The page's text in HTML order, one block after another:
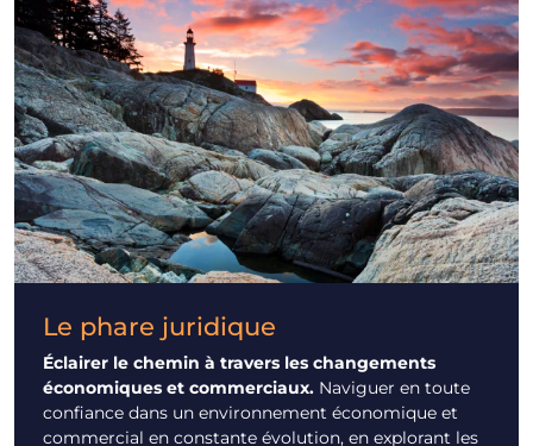
Le phare juridique
Éclairer le chemin à travers les changements
économiques et commerciaux. Naviguer en toute
confiance dans un environnement économique et
commercial en constante évolution, en explorant les